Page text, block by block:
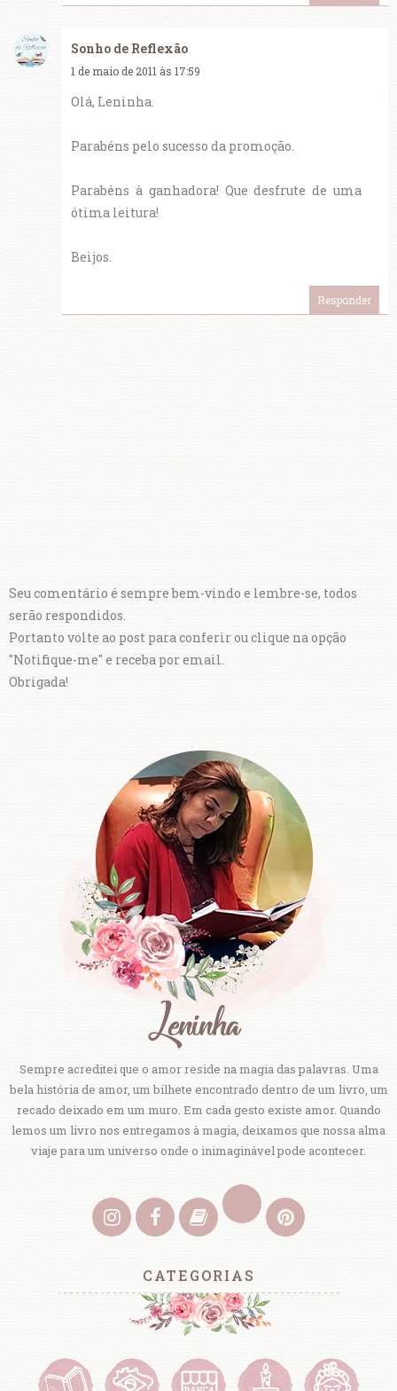
Sonho de Reflexão
1 de maio de 2011 às 17:59
Olá, Leninha.
Parabéns pelo sucesso da promoção.
Parabéns à ganhadora! Que desfrute de uma
ótima leitura!
Beijos.
Responder
Seu comentário é sempre bem-vindo e lembre-se, todos
serão respondidos.
Portanto volte ao post para conferir ou clique na opção
"Notifique-me" e receba por email.
Obrigada!
Sempre acreditei que o amor reside na magia das palavras. Uma
bela história de amor, um bilhete encontrado dentro de um livro, um
recado deixado em um muro. Em cada gesto existe amor. Quando
lemos um livro nos entregamos à magia, deixamos que nossa alma
viaje para um universo onde o inimaginável pode acontecer.
CATEGORIAS